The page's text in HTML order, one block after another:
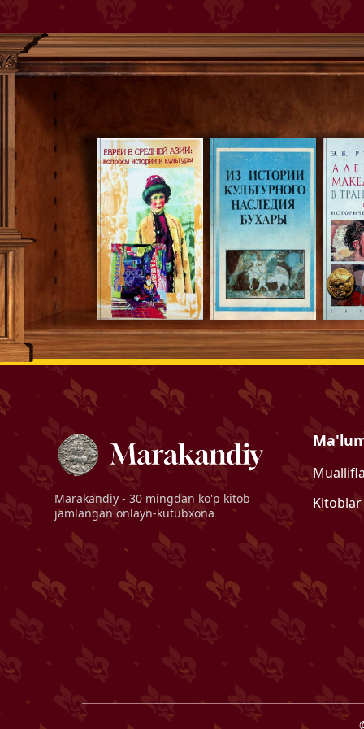
Marakandiy- 30 mingdan ko'p kitob
jamlangan onlayn-kutubxona
Kitoblar